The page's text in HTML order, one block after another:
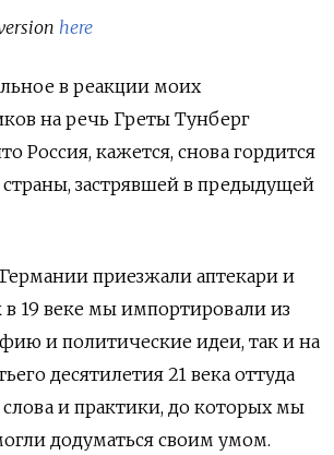
here
в реакции моих
на речь Греты Тунберг
Россия, кажется,‌ снова гордится
застрявшей в предыдущей
Германии приезжали аптекари и
в 19 веке мы импортировали из
и политические идеи,‌ так и на
десятилетия 21 века оттуда
и практики, до которых мы
додуматься своим умом.